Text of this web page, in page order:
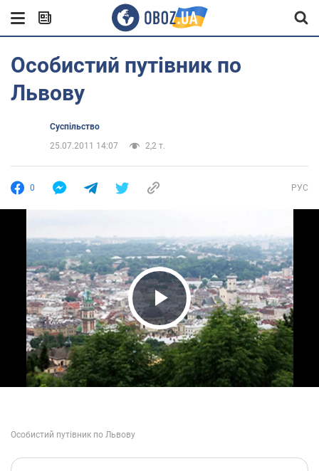
Особистий путівник по
Львову
Суспільство
25.07.2011 14:07
2,2 т.
0 РУС
Play Video